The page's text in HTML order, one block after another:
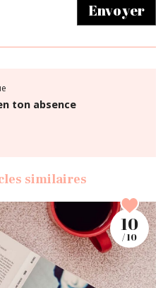
Envoyer
ton absence
similaires
10
/ 10